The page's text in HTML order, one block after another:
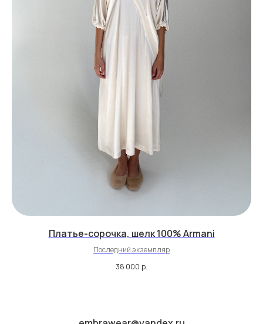
Платье-сорочка, шелк 100% Armani
Последний экземпляр
38 000 р.